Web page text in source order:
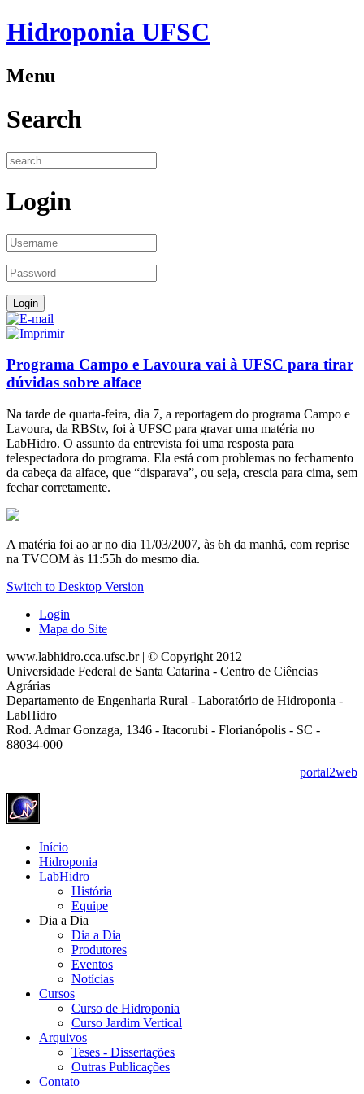
Hidroponia UFSC
Menu
Search
Login
Programa Campo e Lavoura vai à UFSC para tirar
dúvidas sobre alface
Na tarde de quarta-feira, dia 7, a reportagem do programa Campo e
Lavoura, da RBStv, foi à UFSC para gravar uma matéria no
LabHidro. O assunto da entrevista foi uma resposta para
telespectadora do programa. Ela está com problemas no fechamento
da cabeça da alface, que “disparava”, ou seja, crescia para cima, sem
fechar corretamente.
A matéria foi ao ar no dia 11/03/2007, às 6h da manhã, com reprise
na TVCOM às 11:55h do mesmo dia.
Switch to Desktop Version
Login
Mapa do Site
www.labhidro.cca.ufsc.br | © Copyright 2012
Universidade Federal de Santa Catarina - Centro de Ciências
Agrárias
Departamento de Engenharia Rural - Laboratório de Hidroponia -
LabHidro
Rod. Admar Gonzaga, 1346 - Itacorubi - Florianópolis - SC -
88034-000
portal2web
Início
Hidroponia
LabHidro
História
Equipe
Dia a Dia
Dia a Dia
Produtores
Eventos
Notícias
Cursos
Curso de Hidroponia
Curso Jardim Vertical
Arquivos
Teses - Dissertações
Outras Publicações
Contato